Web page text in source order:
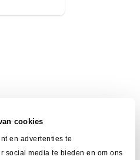
cookies
en advertenties te
social media te bieden en om ons